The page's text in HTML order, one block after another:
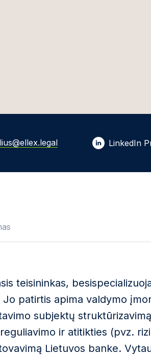
LinkedIn
teisininkas,
patirtis apima valdymo
subjektų
ir atitikties (pvz.
Lietuvos banke.